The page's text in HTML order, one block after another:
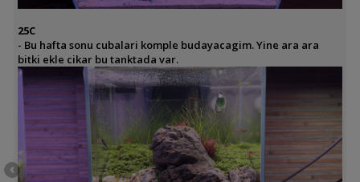
25C
- Bu hafta sonu cubalari komple budayacagim. Yine ara ara
bitki ekle cikar bu tanktada var.